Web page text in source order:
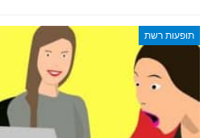
תופעות רשת